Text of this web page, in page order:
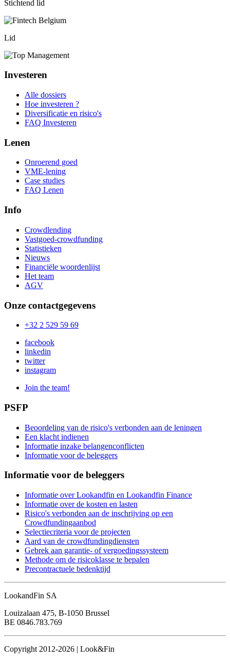
Stichtend lid
Lid
Investeren
Alle dossiers
Hoe investeren ?
Diversificatie en risico's
FAQ Investeren
Lenen
Onroerend goed
VME-lening
Case studies
FAQ Lenen
Info
Crowdlending
Vastgoed-crowdfunding
Statistieken
Nieuws
Financiële woordenlijst
Het team
AGV
Onze contactgegevens
+32 2 529 59 69
facebook
linkedin
twitter
instagram
Join the team!
PSFP
Beoordeling van de risico's verbonden aan de leningen
Een klacht indienen
Informatie inzake belangenconflicten
Informatie voor de beleggers
Informatie voor de beleggers
Informatie over Lookandfin en Lookandfin Finance
Informatie over de kosten en lasten
Risico's verbonden aan de inschrijving op een
Crowdfundingaanbod
Selectiecriteria voor de projecten
Aard van de crowdfundingdiensten
Gebrek aan garantie- of vergoedingssysteem
Methode om de risicoklasse te bepalen
Precontractuele bedenktijd
LookandFin SA
Louizalaan 475, B-1050 Brussel
BE 0846.783.769
Copyright 2012-2026 | Look&Fin